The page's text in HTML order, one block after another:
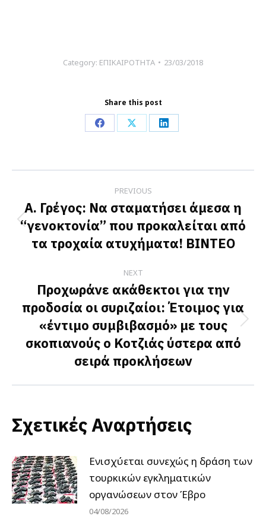
Category: ΕΠΙΚΑΙΡΟΤΗΤΑ 23/03/2018
Share this post
Share
Facebook
Share
X
Share
LinkedIn
navigation
PREVIOUS
Previous
post:
Α. Γρέγος: Να σταματήσει άμεσα η
“γενοκτονία” που προκαλείται από
τα τροχαία ατυχήματα! ΒΙΝΤΕΟ
NEXT
Next
post:
Προχωράνε ακάθεκτοι για την
προδοσία οι συριζαίοι: Έτοιμος για
«έντιμο συμβιβασμό» με τους
σκοπιανούς ο Κοτζιάς ύστερα από
σειρά προκλήσεων
Σχετικές Αναρτήσεις
Ενισχύεται συνεχώς η δράση των
τουρκικών εγκληματικών
οργανώσεων στον Έβρο
04/08/2026